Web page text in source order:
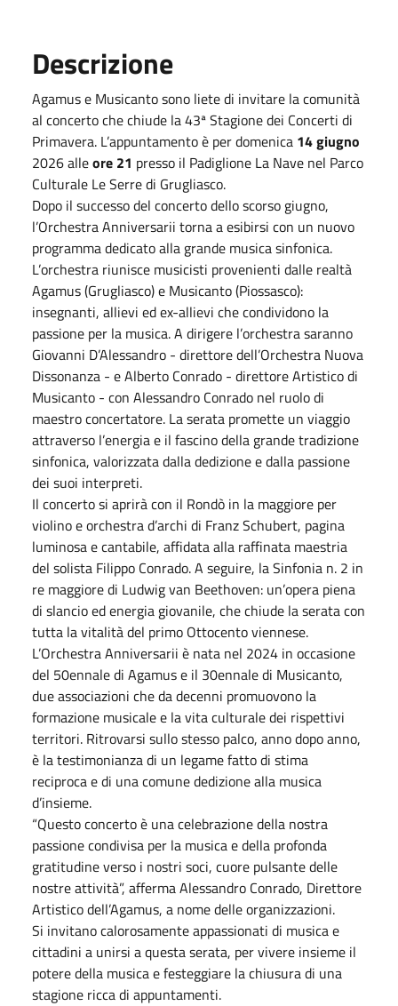
Descrizione
Agamus e Musicanto sono liete di invitare la comunità
al concerto che chiude la 43ª Stagione dei Concerti di
Primavera. L’appuntamento è per domenica 14 giugno
2026 alleore 21 presso il Padiglione La Nave nel Parco
Culturale Le Serre di Grugliasco.
Dopo il successo del concerto dello scorso giugno,
l’Orchestra Anniversarii torna a esibirsi con un nuovo
programma dedicato alla grande musica sinfonica.
L’orchestra riunisce musicisti provenienti dalle realtà
Agamus (Grugliasco) e Musicanto (Piossasco):
insegnanti, allievi ed ex-allievi che condividono la
passione per la musica. A dirigere l’orchestra saranno
Giovanni D’Alessandro - direttore dell’Orchestra Nuova
Dissonanza - e Alberto Conrado - direttore Artistico di
Musicanto - con Alessandro Conrado nel ruolo di
maestro concertatore. La serata promette un viaggio
attraverso l’energia e il fascino della grande tradizione
sinfonica, valorizzata dalla dedizione e dalla passione
dei suoi interpreti.
Il concerto si aprirà con il Rondò in la maggiore per
violino e orchestra d’archi di Franz Schubert, pagina
luminosa e cantabile, affidata alla raffinata maestria
del solista Filippo Conrado. A seguire, la Sinfonia n. 2 in
re maggiore di Ludwig van Beethoven: un’opera piena
di slancio ed energia giovanile, che chiude la serata con
tutta la vitalità del primo Ottocento viennese.
L’Orchestra Anniversarii è nata nel 2024 in occasione
del 50ennale di Agamus e il 30ennale di Musicanto,
due associazioni che da decenni promuovono la
formazione musicale e la vita culturale dei rispettivi
territori. Ritrovarsi sullo stesso palco, anno dopo anno,
è la testimonianza di un legame fatto di stima
reciproca e di una comune dedizione alla musica
d’insieme.
“Questo concerto è una celebrazione della nostra
passione condivisa per la musica e della profonda
gratitudine verso i nostri soci, cuore pulsante delle
nostre attività”, afferma Alessandro Conrado, Direttore
Artistico dell’Agamus, a nome delle organizzazioni.
Si invitano calorosamente appassionati di musica e
cittadini a unirsi a questa serata, per vivere insieme il
potere della musica e festeggiare la chiusura di una
stagione ricca di appuntamenti.